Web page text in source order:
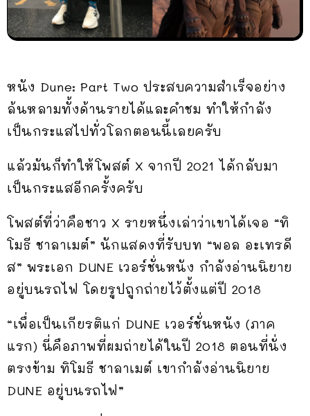
หนัง Dune: Part Two ประสบความสำเร็จอย่าง
ล้นหลามทั้งด้านรายได้และคำชม ทำให้กำลัง
เป็นกระแสไปทั่วโลกตอนนี้เลยครับ
แล้วมันก็ทำให้โพสต์ X จากปี 2021 ได้กลับมา
เป็นกระแสอีกครั้งครับ
โพสต์ที่ว่าคือชาว X รายหนึ่งเล่าว่าเขาได้เจอ “ทิ
โมธี ชาลาเมต์” นักแสดงที่รับบท “พอล อะเทรดี
ส” พระเอก DUNE เวอร์ชั่นหนัง กำลังอ่านนิยาย
อยู่บนรถไฟ โดยรูปถูกถ่ายไว้ตั้งแต่ปี 2018
“เพื่อเป็นเกียรติแก่ DUNE เวอร์ชั่นหนัง (ภาค
แรก) นี่คือภาพที่ผมถ่ายได้ในปี 2018 ตอนที่นั่ง
ตรงข้าม ทิโมธี ชาลาเมต์ เขากำลังอ่านนิยาย
DUNE อยู่บนรถไฟ”